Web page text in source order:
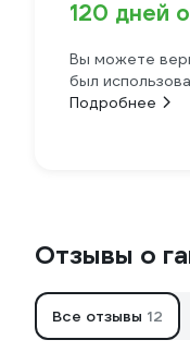
120 дней
Вы можете
был
Подробнее
Отзывы о
Все отзывы 12